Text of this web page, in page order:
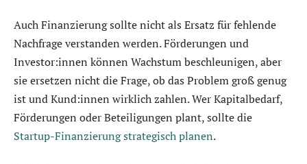
Auch Finanzierung sollte nicht als Ersatz für fehlende
Nachfrage verstanden werden. Förderungen und
Investor:innen können Wachstum beschleunigen, aber
sie ersetzen nicht die Frage, ob das Problem groß genug
ist und Kund:innen wirklich zahlen. Wer Kapitalbedarf,
Förderungen oder Beteiligungen plant, sollte die
Startup-Finanzierung strategisch planen.